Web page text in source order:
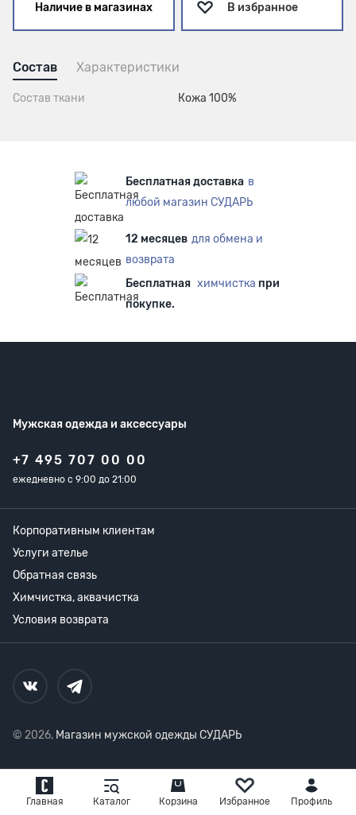
Главная Каталог Корзина Избранное Профиль
Наличие в магазинах В избранное
Состав Характеристики
Состав ткани Кожа 100%
Бесплатная доставка в
любой магазин СУДАРЬ
12 месяцев для обмена и
возврата
Бесплатная химчистка при
покупке.
Мужская одежда и аксессуары
+7 495 707 00 00
ежедневно с 9:00 до 21:00
Корпоративным клиентам
Услуги ателье
Обратная связь
Химчистка, аквачистка
Условия возврата
© 2026, Магазин мужской одежды СУДАРЬ